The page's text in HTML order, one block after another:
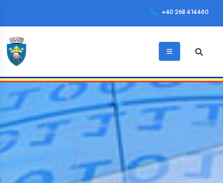
+40 268 414460